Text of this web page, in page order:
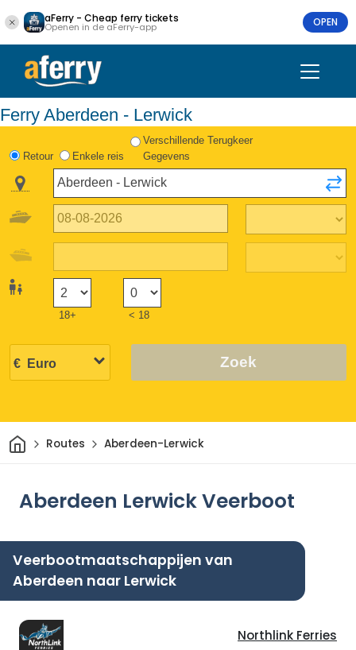
aFerry - Cheap ferry tickets
Openen in de aFerry-app OPEN
Ferry Aberdeen - Lerwick
Retour Enkele reis
Verschillende Terugkeer
Gegevens
18+ < 18
Zoek
ThuisRoutes Aberdeen-Lerwick
Aberdeen Lerwick Veerboot
Veerbootmaatschappijen van
Aberdeen naar Lerwick
Northlink Ferries